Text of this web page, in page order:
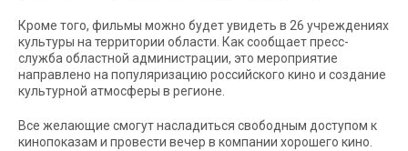
Кроме того, фильмы можно будет увидеть в 26 учреждениях
культуры на территории области. Как сообщает пресс-
служба областной администрации, это мероприятие
направлено на популяризацию российского кино и создание
культурной атмосферы в регионе.
Все желающие смогут насладиться свободным доступом к
кинопоказам и провести вечер в компании хорошего кино.